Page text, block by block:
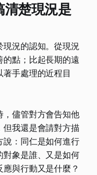
清楚現況是
況的認知。從現況
點；比起長期的遠
手處理的近程目
，儘管對方會告知他
我還是會請對方描
說：同仁是如何進行
對象是誰、又是如何
與行動又是什麼？